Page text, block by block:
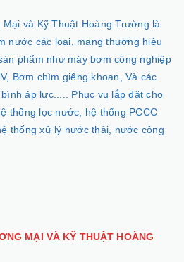
và Kỹ Thuật Hoàng Trường là
nước các loại, mang thương hiệu
phẩm như máy bơm công nghiệp
Bơm chìm giếng khoan, Và các
áp lực..... Phục vụ lắp đặt cho
thống lọc nước, hệ thống PCCC
thống xử lý nước thải, nước công
MẠI VÀ KỸ THUẬT HOÀNG